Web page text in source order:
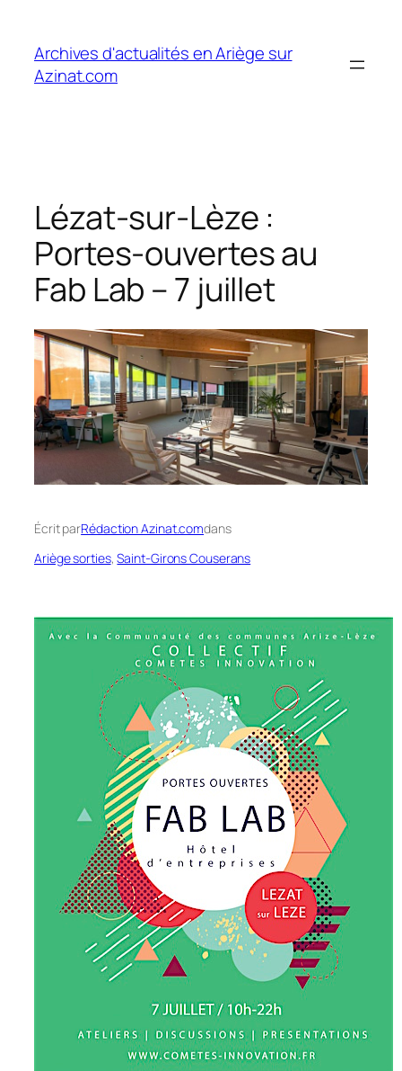
contenu
Archives d'actualités en Ariège sur
Azinat.com
Lézat-sur-Lèze :
Portes-ouvertes au
Fab Lab – 7 juillet
Écrit parRédaction Azinat.comdans
Ariège sorties, Saint-Girons Couserans